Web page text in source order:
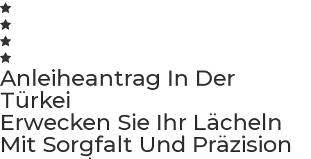
Anleiheantrag In Der
Türkei
Erwecken Sie Ihr Lächeln
Mit Sorgfalt Und Präzision